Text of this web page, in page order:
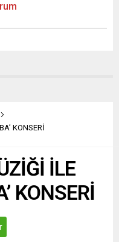
KONSERİ
İLE
KONSERİ